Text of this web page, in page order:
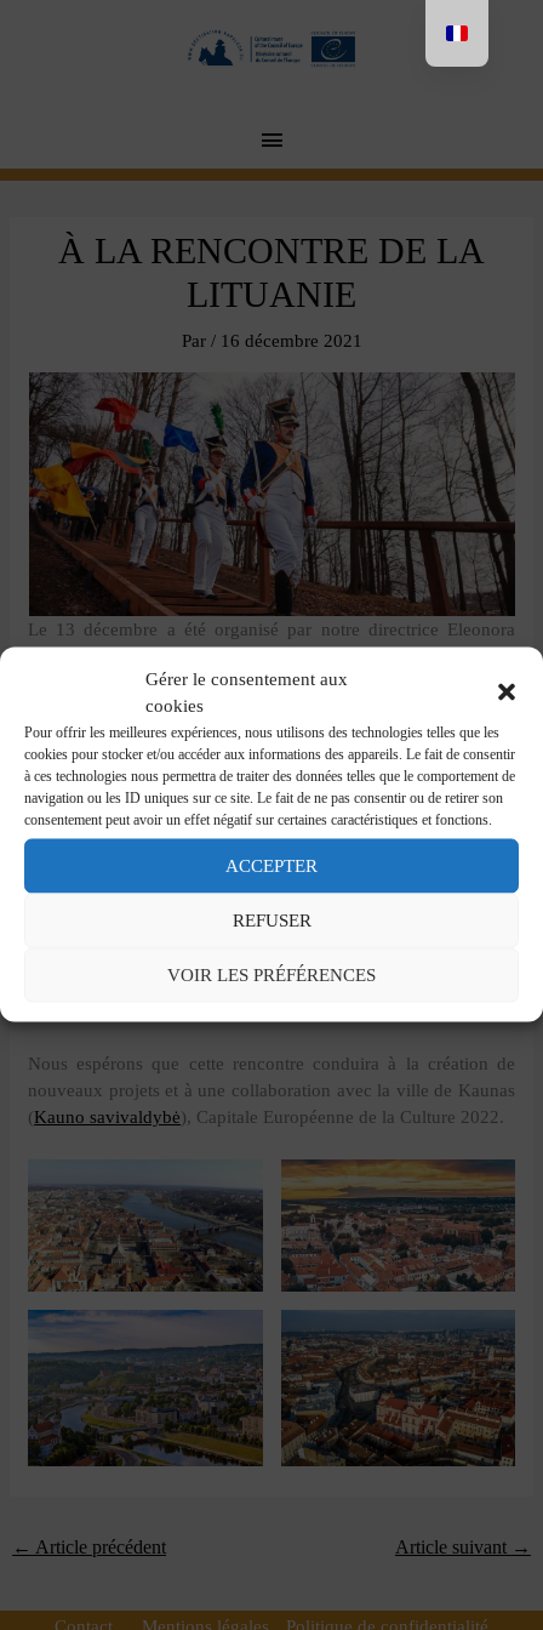
Gérer le consentement aux
cookies
Pour offrir les meilleures expériences, nous utilisons des technologies telles que les
cookies pour stocker et/ou accéder aux informations des appareils. Le fait de consentir
à ces technologies nous permettra de traiter des données telles que le comportement de
navigation ou les ID uniques sur ce site. Le fait de ne pas consentir ou de retirer son
consentement peut avoir un effet négatif sur certaines caractéristiques et fonctions.
ACCEPTER
REFUSER
VOIR LES PRÉFÉRENCES
MENU
PRINCIPALE
À LA RENCONTRE DE LA
LITUANIE
Par / 16 décembre 2021
Le 13 décembre a été organisé par notre directrice Eleonora
culturel-Ministère de la Culture de la Lituanie, un webinaire
dédié Destination Napoleon et la Lituanie.
La réunion en ligne a été suivie par 100 participants! Parmi les
orateurs se trouvait notre président Charles Bonaparte, Bruno
Favel (chef du Département des affaires européennes et
internationales) et Laima Andrikienė (députée au parlement
Ce fut une excellente occasion de montrer les activités et les
Ville de Pontivy) Ana Umbelino (Torres Vedras CM
Nous espérons que cette rencontre conduira à la création de
nouveaux projets et à une collaboration avec la ville de Kaunas
(Kauno savivaldybė), Capitale Européenne de la Culture 2022.
← Article précédent Article suivant →